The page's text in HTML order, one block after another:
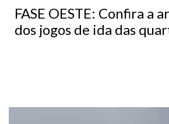
FASE OESTE: Confira a
dos jogos de ida das